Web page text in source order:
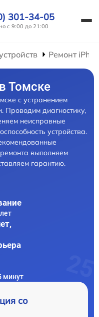
301-34-05
с 9:00 до 21:00
Ремонт
Томске
с устранением
Проводим диагностику,
неисправные
устройства.
выполняем
гарантию.
минут
со